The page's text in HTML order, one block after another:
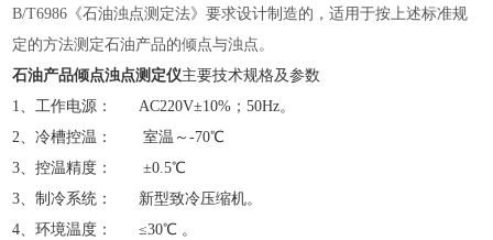
B/T6986《石油浊点测定法》要求设计制造的，适用于按上述标准规
定的方法测定石油产品的倾点与浊点。
石油产品倾点浊点测定仪主要技术规格及参数
1、工作电源： AC220V±10%；50Hz。
2、冷槽控温： 室温～-70℃
3、控温精度： ±0.5℃
3、制冷系统： 新型致冷压缩机。
4、环境温度： ≤30℃ 。